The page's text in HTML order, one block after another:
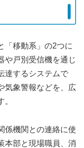
「移動系」の2つに
や戸別受信機を通じ
達するシステムで
気象警報などを、広
係機関との連絡に使
本部と現場職員、消